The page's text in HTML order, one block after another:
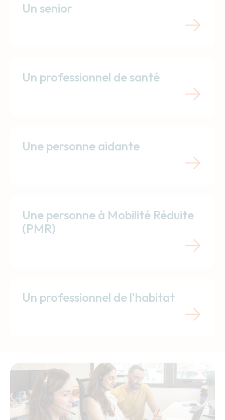
Un senior
Un professionnel de santé
Une personne aidante
Une personne à Mobilité Réduite
(PMR)
Un professionnel de l'habitat